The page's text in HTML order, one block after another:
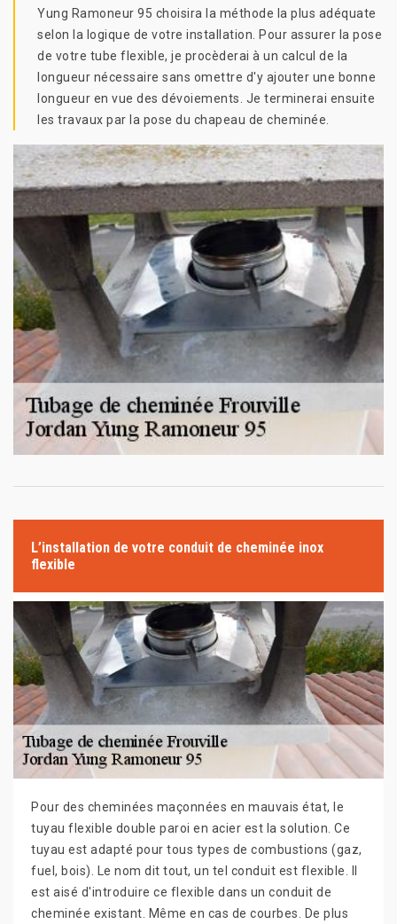
Yung Ramoneur 95 choisira la méthode la plus adéquate
selon la logique de votre installation. Pour assurer la pose
de votre tube flexible, je procèderai à un calcul de la
longueur nécessaire sans omettre d'y ajouter une bonne
longueur en vue des dévoiements. Je terminerai ensuite
les travaux par la pose du chapeau de cheminée.
L’installation de votre conduit de cheminée inox
flexible
Pour des cheminées maçonnées en mauvais état, le
tuyau flexible double paroi en acier est la solution. Ce
tuyau est adapté pour tous types de combustions (gaz,
fuel, bois). Le nom dit tout, un tel conduit est flexible. Il
est aisé d'introduire ce flexible dans un conduit de
cheminée existant. Même en cas de courbes. De plus